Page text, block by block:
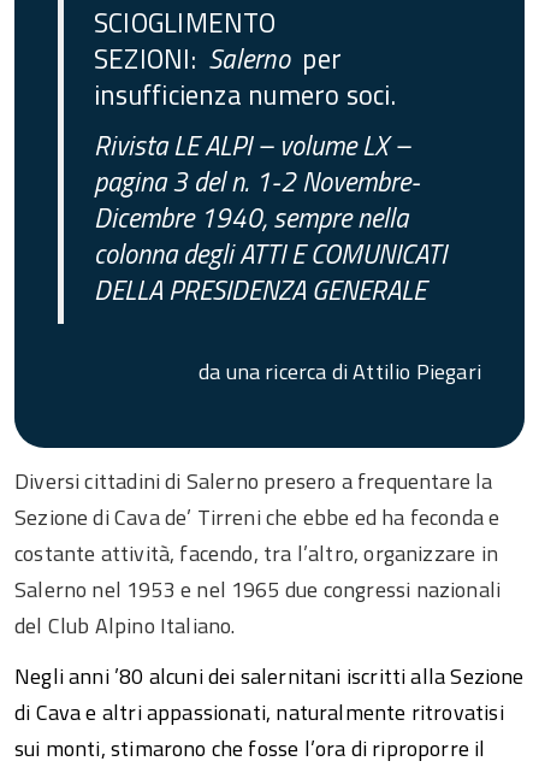
SCIOGLIMENTO
SEZIONI: Salernoper
insufficienza numero soci.
Rivista LE ALPI – volume LX –
pagina 3 del n. 1-2 Novembre-
Dicembre 1940, sempre nella
colonna degli ATTI E COMUNICATI
DELLA PRESIDENZA GENERALE
da una ricerca di Attilio Piegari
Diversi cittadini di Salerno presero a frequentare la
Sezione di Cava de’ Tirreni che ebbe ed ha feconda e
costante attività, facendo, tra l’altro, organizzare in
Salerno nel 1953 e nel 1965 due congressi nazionali
del Club Alpino Italiano.
Negli anni ’80 alcuni dei salernitani iscritti alla Sezione
di Cava e altri appassionati, naturalmente ritrovatisi
sui monti, stimarono che fosse l’ora di riproporre il